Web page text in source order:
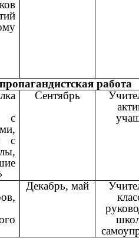
работа
с
с
Сентябрь
Декабрь, май